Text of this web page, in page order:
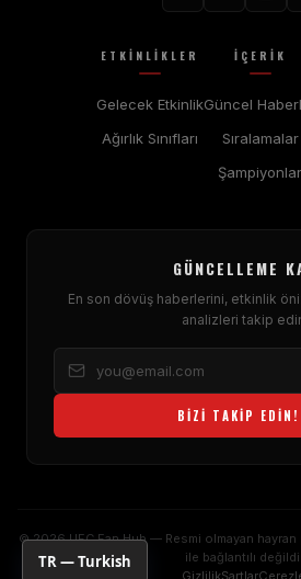
ETKINLIKLER
Gelecek Etkinlik
Ağırlık Sınıfları
İÇERIK
Güncel
Sıralamalar
Şampiyonlar
GÜNCELLEME
En son dövüş haberlerini, etkinlik
analizleri takip
BIZI TAKIP EDIN!
© 2026 UFC Fan Hub — Resmi olmayan hayran
ile bağlantılı
GizlilikŞartlar
TR — Turkish